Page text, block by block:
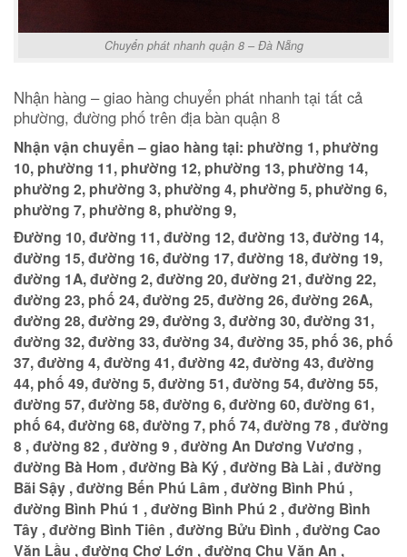
Chuyển phát nhanh quận 8 – Đà Nẵng
Nhận hàng – giao hàng chuyển phát nhanh tại tất cả
phường, đường phố trên địa bàn quận 8
Nhận vận chuyển – giao hàng tại: phường 1, phường
10, phường 11, phường 12, phường 13, phường 14,
phường 2, phường 3, phường 4, phường 5, phường 6,
phường 7, phường 8, phường 9,
Đường 10, đường 11, đường 12, đường 13, đường 14,
đường 15, đường 16, đường 17, đường 18, đường 19,
đường 1A, đường 2, đường 20, đường 21, đường 22,
đường 23, phố 24, đường 25, đường 26, đường 26A,
đường 28, đường 29, đường 3, đường 30, đường 31,
đường 32, đường 33, đường 34, đường 35, phố 36, phố
37, đường 4, đường 41, đường 42, đường 43, đường
44, phố 49, đường 5, đường 51, đường 54, đường 55,
đường 57, đường 58, đường 6, đường 60, đường 61,
phố 64, đường 68, đường 7, phố 74, đường 78 , đường
8 , đường 82 , đường 9 , đường An Dương Vương ,
đường Bà Hom , đường Bà Ký , đường Bà Lài , đường
Bãi Sậy , đường Bến Phú Lâm , đường Bình Phú ,
đường Bình Phú 1 , đường Bình Phú 2 , đường Bình
Tây , đường Bình Tiên , đường Bửu Đình , đường Cao
Văn Lầu , đường Chợ Lớn , đường Chu Văn An ,